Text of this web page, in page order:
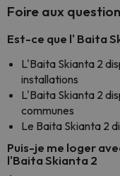
Foire aux
Est-ce que l' Baita
L'Baita Skianta 2
installations
L'Baita Skianta 2
communes
Le Baita Skianta 2
Puis-je me loger
l'Baita Skianta 2